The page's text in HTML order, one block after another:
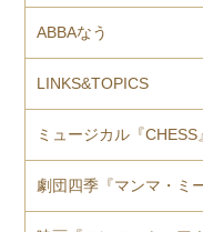
ABBAなう
LINKS&TOPICS
ミュージカル『CHESS
劇団四季『マンマ・ミ